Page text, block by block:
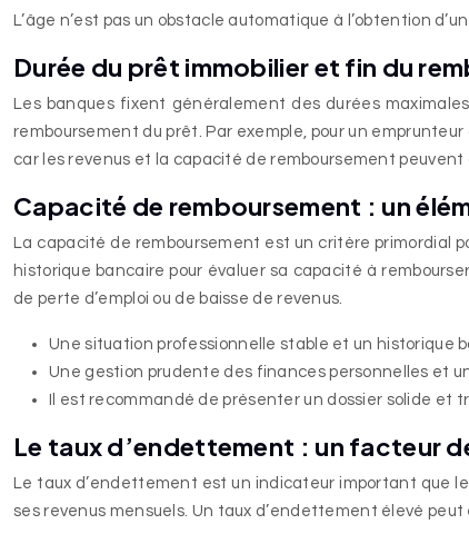
L’âge n’est pas un obstacle automatique à l’obtention
Durée du prêt immobilier et fin du
Les banques fixent généralement des durées
remboursement du prêt. Par exemple, pour un
car les revenus et la capacité de remboursement
Capacité de remboursement : un
La capacité de remboursement est un critère primordial
historique bancaire pour évaluer sa capacité à
de perte d’emploi ou de baisse de revenus.
Une situation professionnelle stable et un historique
Une gestion prudente des finances personnelles et
Il est recommandé de présenter un dossier solide et
Le taux d’endettement : un facteur
Le taux d’endettement est un indicateur important que
ses revenus mensuels. Un taux d’endettement élevé